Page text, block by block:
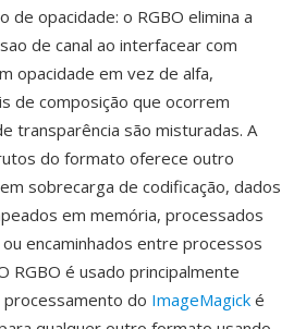
de opacidade: o RGBO elimina a
de canal ao interfacear com
opacidade em vez de alfa,
de composição que ocorrem
transparência são misturadas. A
do formato oferece outro
sobrecarga de codificação, dados
em memória, processados
encaminhados entre processos
RGBO é usado principalmente
do ImageMagick é